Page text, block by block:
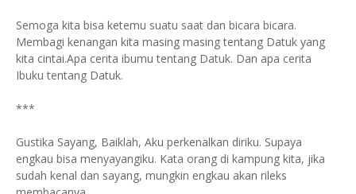
Semoga kita bisa ketemu suatu saat dan bicara bicara.
Membagi kenangan kita masing masing tentang Datuk yang
kita cintai.Apa cerita ibumu tentang Datuk. Dan apa cerita
Ibuku tentang Datuk.
***
Gustika Sayang, Baiklah, Aku perkenalkan diriku. Supaya
engkau bisa menyayangiku. Kata orang di kampung kita, jika
sudah kenal dan sayang, mungkin engkau akan rileks